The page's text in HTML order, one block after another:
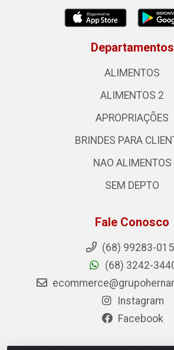
Departamentos
ALIMENTOS
ALIMENTOS 2
APROPRIAÇÕES
BRINDES PARA
NAO ALIMENTOS
SEM DEPTO
Fale Conosco
(68) 99283-
(68) 3242-
Instagram
Facebook